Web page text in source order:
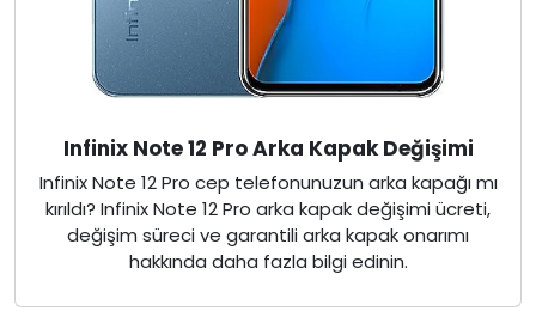
Infinix Note 12 Pro Arka Kapak Değişimi
Infinix Note 12 Pro cep telefonunuzun arka kapağı mı
kırıldı? Infinix Note 12 Pro arka kapak değişimi ücreti,
değişim süreci ve garantili arka kapak onarımı
hakkında daha fazla bilgi edinin.